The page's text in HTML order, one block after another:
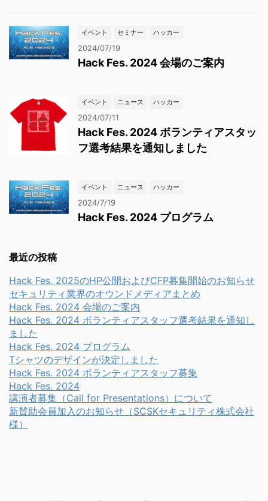
イベント セミナー ハッカー
2024/07/19
Hack Fes. 2024 会場のご案内
イベント ニュース ハッカー
2024/07/11
Hack Fes. 2024 ボランティアスタッ
フ選考結果を通知しました
イベント ニュース ハッカー
2024/7/19
Hack Fes. 2024 プログラム
最近の投稿
Hack Fes. 2025のHP公開およびCFP募集開始のお知らせ
セキュリティ業界のオウンドメディアまとめ
Hack Fes. 2024 会場のご案内
Hack Fes. 2024 ボランティアスタッフ選考結果を通知し
ました
Hack Fes. 2024 プログラム
Tシャツのデザインが決定しました
Hack Fes. 2024 ボランティアスタッフ募集
Hack Fes. 2024
講演者募集（Call for Presentations）について
新賛助会員加入のお知らせ（SCSKセキュリティ株式会社
様）